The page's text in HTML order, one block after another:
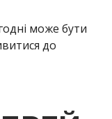
може бути
до